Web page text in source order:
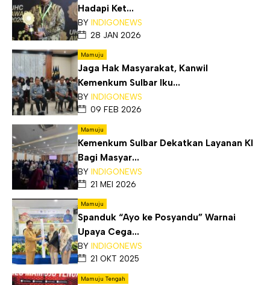
Hadapi Ket...
BY INDIGONEWS
28 JAN 2026
Mamuju
Jaga Hak Masyarakat, Kanwil
Kemenkum Sulbar Iku...
BY INDIGONEWS
09 FEB 2026
Mamuju
Kemenkum Sulbar Dekatkan Layanan KI
Bagi Masyar...
BY INDIGONEWS
21 MEI 2026
Mamuju
Spanduk “Ayo ke Posyandu” Warnai
Upaya Cega...
BY INDIGONEWS
21 OKT 2025
Mamuju Tengah